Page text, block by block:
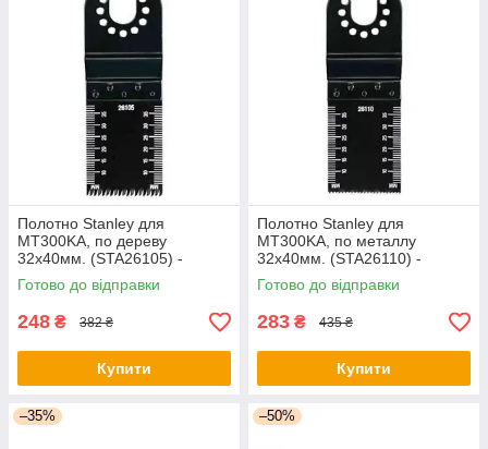
Полотно Stanley для
MT300KA, по дереву
32x40мм. (STA26105) -
оригінал
Готово до відправки
248 ₴ 382 ₴
Купити
Полотно Stanley для
MT300KA, по металлу
32x40мм. (STA26110) -
оригінал
Готово до відправки
283 ₴ 435 ₴
Купити
–35% –50%